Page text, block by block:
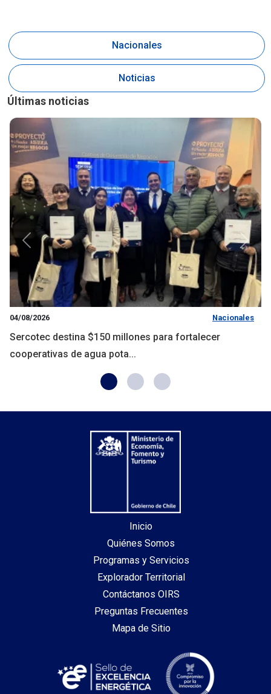
Nacionales
Noticias
Últimas noticias
04/08/2026 Nacionales
Sercotec destina $150 millones para fortalecer
cooperativas de agua pota...
Anterior
Inicio
Quiénes Somos
Programas y Servicios
Explorador Territorial
Contáctanos OIRS
Preguntas Frecuentes
Mapa de Sitio